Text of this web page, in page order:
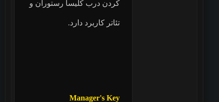
کردن درب کلیسا رستوران و
تئاتر کاربرد دارد.
Manager's Key